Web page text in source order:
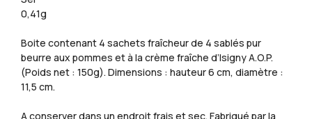
0,41g
Boite contenant 4 sachets fraîcheur de 4 sablés pur
beurre aux pommes et à la crème fraîche d’Isigny A.O.P.
(Poids net : 150g). Dimensions : hauteur 6 cm, diamètre :
11,5 cm.
A conserver dans un endroit frais et sec. Fabriqué par la